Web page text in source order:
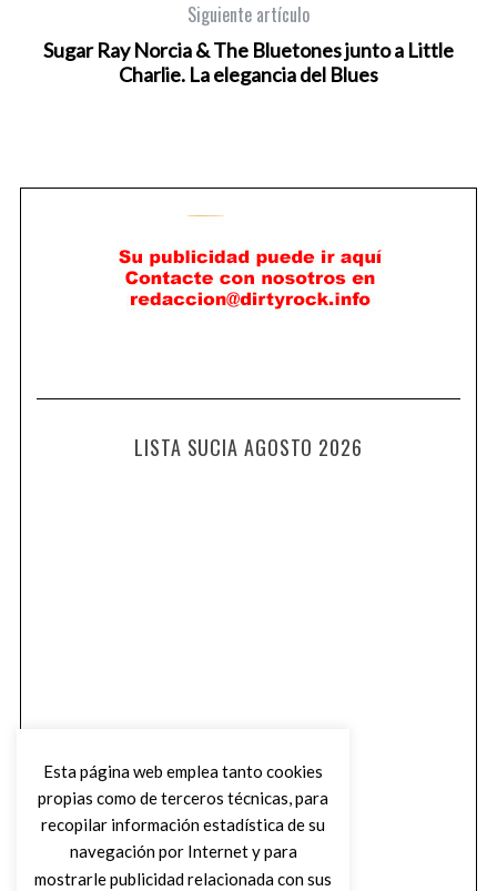
Siguiente artículo
Sugar Ray Norcia & The Bluetones junto a Little
Charlie. La elegancia del Blues
LISTA SUCIA AGOSTO 2026
Esta página web emplea tanto cookies
propias como de terceros técnicas, para
recopilar información estadística de su
navegación por Internet y para
mostrarle publicidad relacionada con sus